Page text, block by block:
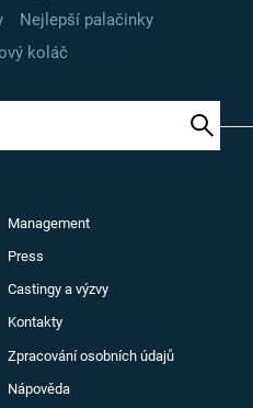
Nejlepší palačinky
koláč
Management
Press
Castingy a výzvy
Kontakty
Zpracování osobních údajů
Nápověda